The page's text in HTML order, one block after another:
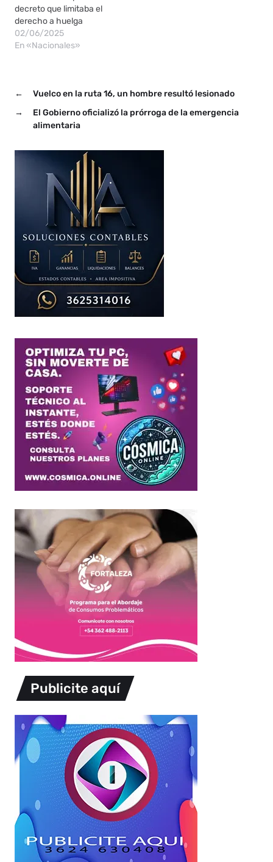
decreto que limitaba el
derecho a huelga
02/06/2025
En «Nacionales»
←
Vuelco en la ruta 16, un hombre resultó lesionado
→
El Gobierno oficializó la prórroga de la emergencia
alimentaria
Publicite aquí